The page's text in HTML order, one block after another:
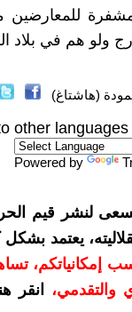
للمعارضين
ولو هم في بلاد
(هاشتاغ)
other languages
Powered by
قيم الحرية،
يعتمد
أو أكثر حسب
والتقدمي،
انقر